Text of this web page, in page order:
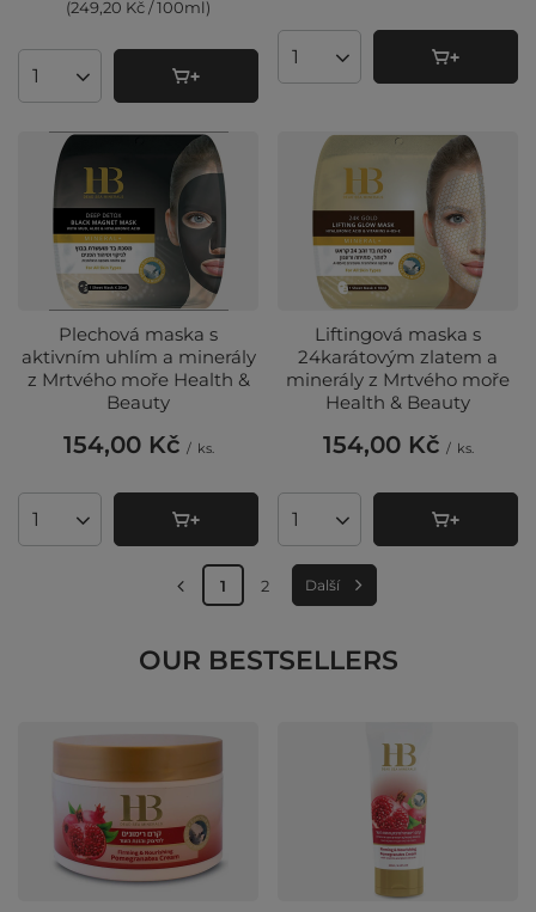
(249,20 Kč / 100ml)
Množství produktů
Množství produktů
Plechová maska ​​s
aktivním uhlím a minerály
z Mrtvého moře Health &
Beauty
154,00 Kč / ks.
Množství produktů
Liftingová maska ​​s
24karátovým zlatem a
minerály z Mrtvého moře
Health & Beauty
154,00 Kč / ks.
Množství produktů
1 2 Další
OUR BESTSELLERS